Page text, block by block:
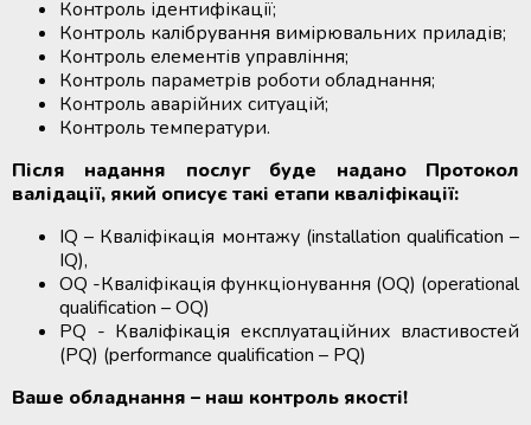
Контроль ідентифікації;
Контроль калібрування вимірювальних приладів;
Контроль елементів управління;
Контроль параметрів роботи обладнання;
Контроль аварійних ситуацій;
Контроль температури.
Після надання послуг буде надано Протокол
валідації, який описує такі етапи кваліфікації:
IQ – Кваліфікація монтажу (installation qualification –
IQ),
OQ -Кваліфікація функціонування (OQ) (operational
qualification – OQ)
PQ - Кваліфікація експлуатаційних властивостей
(PQ) (performance qualification – PQ)
Ваше обладнання – наш контроль якості!